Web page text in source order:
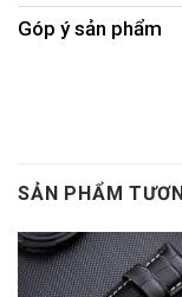
Góp ý sản phẩm
SẢN PHẨM